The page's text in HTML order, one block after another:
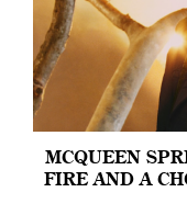
MCQUEEN
FIRE AND A